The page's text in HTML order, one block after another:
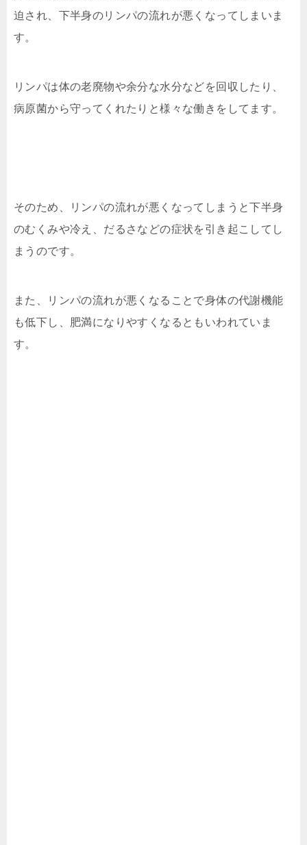
迫され、下半身のリンパの流れが悪くなってしまいま
す。
リンパは体の老廃物や余分な水分などを回収したり、
病原菌から守ってくれたりと様々な働きをしてます。
そのため、リンパの流れが悪くなってしまうと下半身
のむくみや冷え、だるさなどの症状を引き起こしてし
まうのです。
また、リンパの流れが悪くなることで身体の代謝機能
も低下し、肥満になりやすくなるともいわれていま
す。